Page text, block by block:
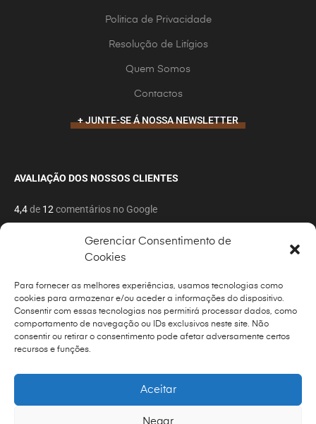
Gerenciar Consentimento de
Cookies
Para fornecer as melhores experiências, usamos tecnologias como
cookies para armazenar e/ou aceder a informações do dispositivo.
Consentir com essas tecnologias nos permitirá processar dados, como
comportamento de navegação ou IDs exclusivos neste site. Não
consentir ou retirar o consentimento pode afetar adversamente certos
recursos e funções.
Aceitar
Negar
Politica de Privacidade
Resolução de Litígios
Quem Somos
Contactos
+ JUNTE-SE Á NOSSA NEWSLETTER
AVALIAÇÃO DOS NOSSOS CLIENTES
4,4de 12 comentários no Google
Copyrights © 2022 Todos os direitos reservado porFoto
Vitoria